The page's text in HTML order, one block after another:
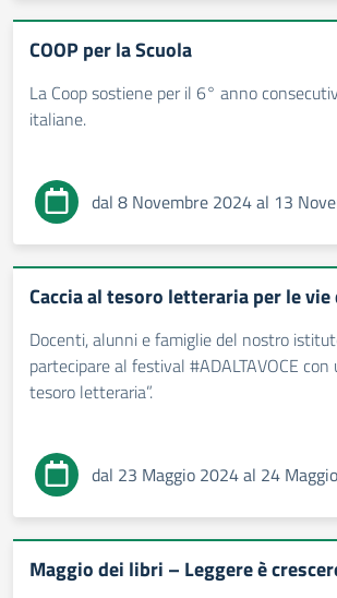
COOP per la Scuola
La Coop sostiene per il 6° anno
italiane.
dal 8 Novembre 2024 al 13
Caccia al tesoro letteraria per le
Docenti, alunni e famiglie del nostro
partecipare al festival #ADALTAVOCE con
tesoro letteraria”.
dal 23 Maggio 2024 al 24
Maggio dei libri – Leggere è